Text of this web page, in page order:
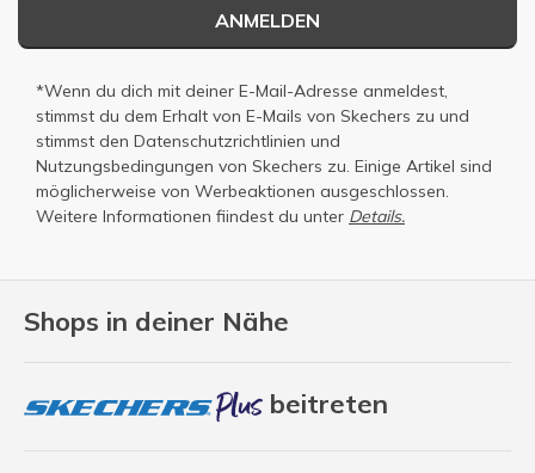
Shops in deiner Nähe
beitreten
ANMELDEN
*Wenn du dich mit deiner E-Mail-Adresse anmeldest,
stimmst du dem Erhalt von E-Mails von Skechers zu und
stimmst den Datenschutzrichtlinien und
Nutzungsbedingungen von Skechers zu. Einige Artikel sind
möglicherweise von Werbeaktionen ausgeschlossen.
Weitere Informationen fiindest du unter Details.